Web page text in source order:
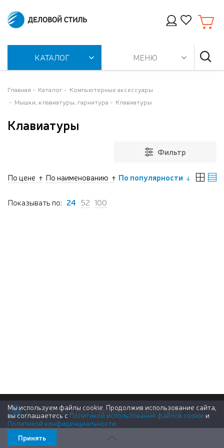
КАТАЛОГ МЕНЮ
Главная Каталог
Компьютерные аксессуары
Мышки, клавиатуры, гарнитура
Клавиатуры
Клавиатуры
Фильтр
По цене По наименованию По популярности
Показывать по: 24 52 100
© 2011-2026 Группа компаний «Деловой Стиль»
Мы используем файлы cookie. Продолжив использование сайта,
вы соглашаетесь с Политикой использования файлов cookie и
Политикой конфиденциальности
Принять